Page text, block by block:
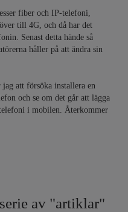
fiber och IP-telefoni,
till 4G, och då har det
Senast detta hände så
håller på att ändra sin
att försöka installera en
och se om det går att lägga
i mobilen. Återkommer
av "artiklar"